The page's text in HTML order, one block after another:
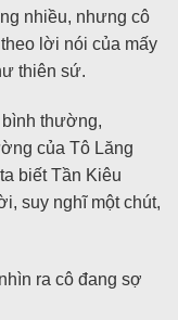
nhiều, nhưng cô
lời nói của mấy
thiên sứ.
thường,
của Tô Lăng
biết Tần Kiêu
suy nghĩ một chút,
ra cô đang sợ